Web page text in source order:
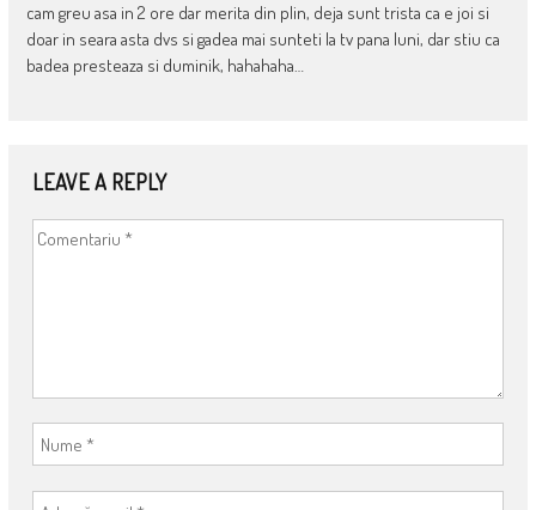
cam greu asa in 2 ore dar merita din plin, deja sunt trista ca e joi si
doar in seara asta dvs si gadea mai sunteti la tv pana luni, dar stiu ca
badea presteaza si duminik, hahahaha…
LEAVE A REPLY